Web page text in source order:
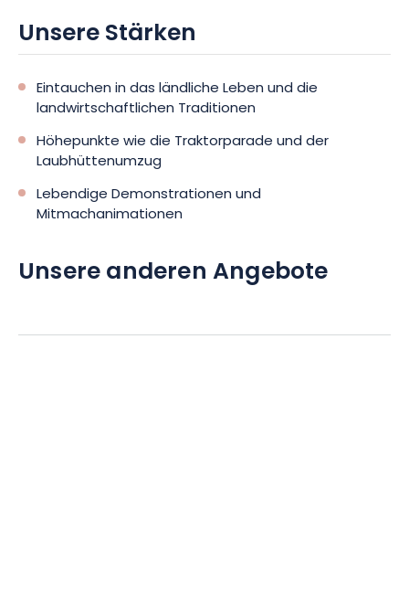
Unsere Stärken
Eintauchen in das ländliche Leben und die
landwirtschaftlichen Traditionen
Höhepunkte wie die Traktorparade und der
Laubhüttenumzug
Lebendige Demonstrationen und
Mitmachanimationen
Unsere anderen Angebote